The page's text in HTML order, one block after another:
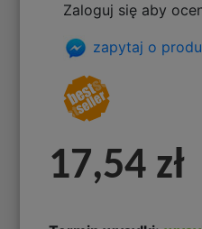
Zaloguj się aby
zapytaj o
17,54 zł